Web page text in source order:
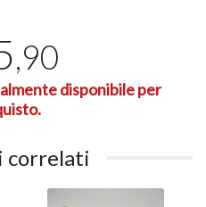
,90
disponibile per
correlati